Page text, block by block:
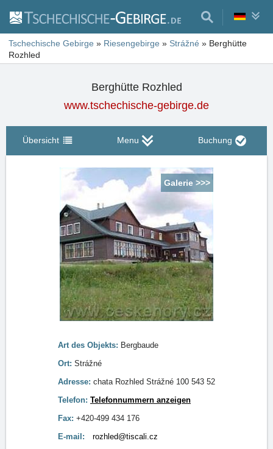
Tschechische Gebirge » Riesengebirge » Strážné » Berghütte
Rozhled
Berghütte Rozhled
www.tschechische-gebirge.de
Übersicht Menu Buchung
Galerie >>>
Art des Objekts: Bergbaude
Ort: Strážné
Adresse: chata Rozhled Strážné 100 543 52
Telefon: Telefonnummern anzeigen
Fax: +420-499 434 176
E-mail:
rozhled@tiscali.cz